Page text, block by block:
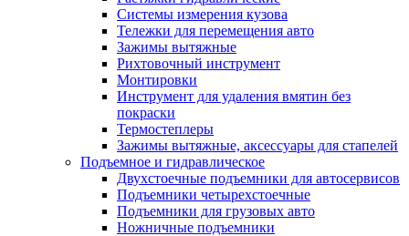
Системы измерения кузова
Тележки для перемещения авто
Зажимы вытяжные
Рихтовочный инструмент
Монтировки
Инструмент для удаления вмятин без
покраски
Термостеплеры
Зажимы вытяжные, аксессуары для стапелей
Подъемное и гидравлическое
Двухстоечные подъемники для автосервисов
Подъемники четырехстоечные
Подъемники для грузовых авто
Ножничные подъемники